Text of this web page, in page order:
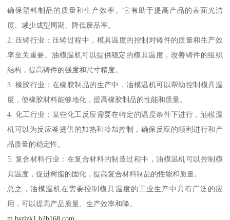
确保塑料制品的质量和生产效率。它有助于提高产品的表面光洁
度、减少成型周期、降低废品率。
2. 压铸行业：压铸过程中，模具温度的控制对铸件的质量和生产效
率至关重要。油模温机可以提供稳定的模具温度，改善铸件的组织
结构，提高铸件的强度和尺寸精度。
3. 橡胶行业：在橡胶制品的生产中，油模温机可以帮助控制模具温
度，使橡胶材料能够地化，提高橡胶制品的性能和质量。
4. 化工行业：某些化工反应需要在特定的温度条件下进行，油模温
机可以为反应釜提供的加热和冷却控制，确保反应的顺利进行和产
品质量的稳定性。
5. 复合材料行业：在复合材料的制造过程中，油模温机可以控制模
具温度，促进树脂的固化，提高复合材料制品的性能和质量。
总之，油模温机在需要控制模具温度的工业生产中具有广泛的应
用，可以提高产品质量、生产效率和降。
m.bszlzk1.b2b168.com